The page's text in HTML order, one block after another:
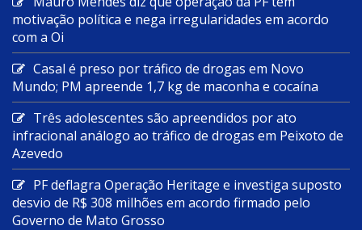
motivação política e nega irregularidades em acordo
com a Oi
Casal é preso por tráfico de drogas em Novo
Mundo; PM apreende 1,7 kg de maconha e cocaína
Três adolescentes são apreendidos por ato
infracional análogo ao tráfico de drogas em Peixoto de
Azevedo
PF deflagra Operação Heritage e investiga suposto
desvio de R$ 308 milhões em acordo firmado pelo
Governo de Mato Grosso